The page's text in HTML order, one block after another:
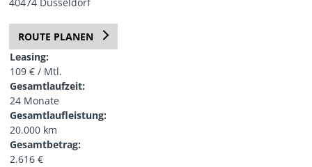
ROUTE PLANEN
Leasing:
109 € / Mtl.
Gesamtlaufzeit:
24 Monate
Gesamtlaufleistung:
20.000 km
Gesamtbetrag:
2.616 €